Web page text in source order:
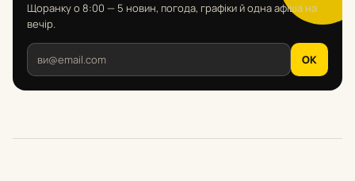
Щоранку о 8:00 — 5 новин, погода, графіки й одна афіша на
вечір.
OK